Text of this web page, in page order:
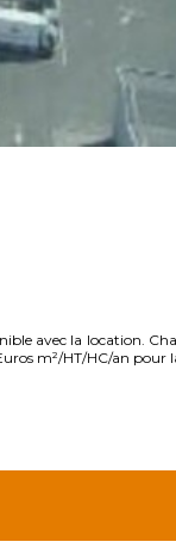
avec la location.
m²/HT/HC/an pour